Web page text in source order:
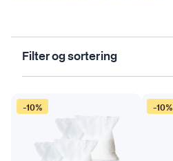
Filter og sortering
-10% -10%